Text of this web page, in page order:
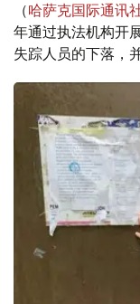
（哈萨克国际通讯
年通过执法机构开
失踪人员的下落，